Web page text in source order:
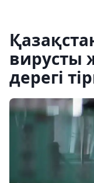
вирусты
дерегі